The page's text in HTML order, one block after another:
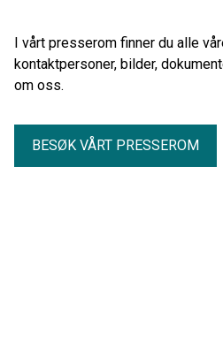
I vårt presserom finner du alle
kontaktpersoner, bilder,
om oss.
BESØK VÅRT PRESSEROM